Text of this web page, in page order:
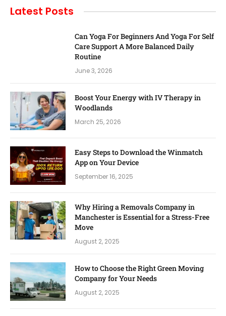
Latest Posts
Can Yoga For Beginners And Yoga For Self
Care Support A More Balanced Daily
Routine
June 3, 2026
Boost Your Energy with IV Therapy in
Woodlands
March 25, 2026
Easy Steps to Download the Winmatch
App on Your Device
September 16, 2025
Why Hiring a Removals Company in
Manchester is Essential for a Stress-Free
Move
August 2, 2025
How to Choose the Right Green Moving
Company for Your Needs
August 2, 2025